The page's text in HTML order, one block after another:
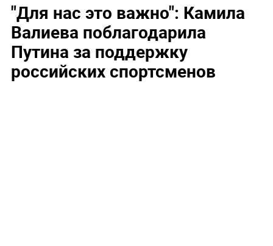
"Для нас это важно": Камила
Валиева поблагодарила
Путина за поддержку
российских спортсменов